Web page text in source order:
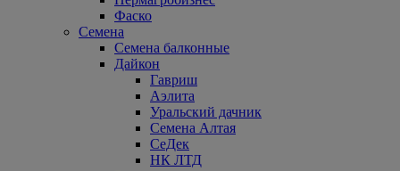
Фаско
Семена
Семена балконные
Дайкон
Гавриш
Аэлита
Уральский дачник
Семена Алтая
СеДек
НК ЛТД